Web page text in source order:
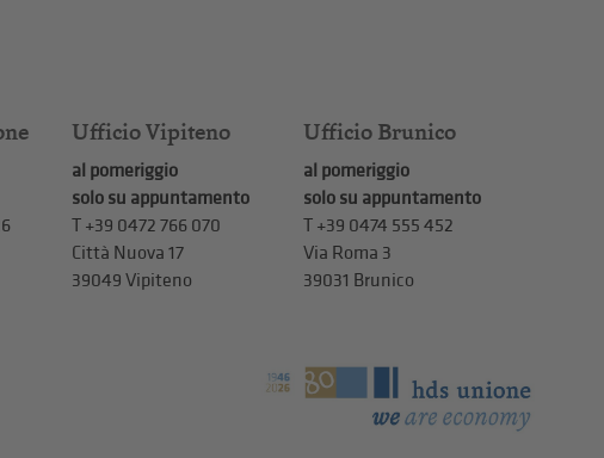
Ufficio Vipiteno
al pomeriggio
solo su appuntamento
T +39 0472 766 070
Città Nuova 17
39049 Vipiteno
Ufficio Brunico
al pomeriggio
solo su appuntamento
T +39 0474 555 452
Via Roma 3
39031 Brunico